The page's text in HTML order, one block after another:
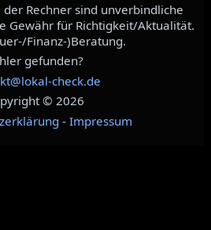
der Rechner sind unverbindliche
Gewähr für Richtigkeit/Aktualität.
Finanz-)Beratung.
gefunden?
check.de
© 2026
-Impressum